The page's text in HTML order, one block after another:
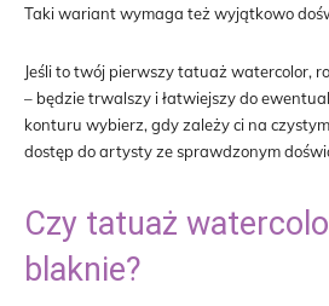
Taki wariant wymaga też wyjątkowo
Jeśli to twój pierwszy tatuaż watercolor,
– będzie trwalszy i łatwiejszy do
konturu wybierz, gdy zależy ci na
dostęp do artysty ze sprawdzonym
Czy tatuaż
blaknie?